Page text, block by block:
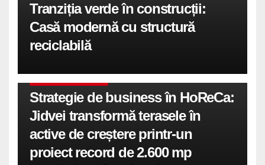
Tranziția verde în construcții:
Casă modernă cu structură
reciclabilă
Strategie de business în HoReCa:
Jidvei transformă terasele în
active de creștere printr-un
proiect record de 2.600 mp